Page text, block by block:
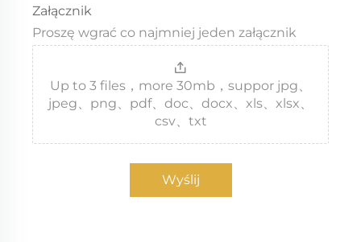
Załącznik
Proszę wgrać co najmniej jeden załącznik
Up to 3 files，more 30mb，suppor jpg、
jpeg、png、pdf、doc、docx、xls、xlsx、
csv、txt
Wyślij